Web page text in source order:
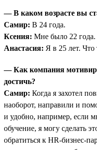
— В каком возрасте вы
Самир: В 24 года.
Ксения: Мне было 22 года.
Анастасия: Я в 25 лет.
— Как компания
достичь?
Самир: Когда я захотел
наоборот, направили и
и удобно, например, если
обучение, я могу сделать
обратиться к HR-бизнес-